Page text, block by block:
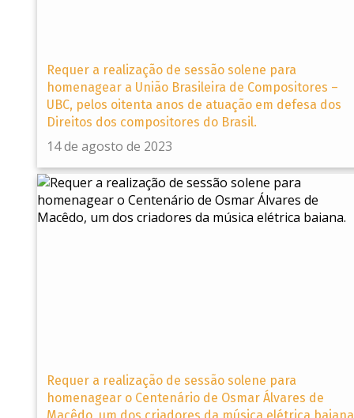
Requer a realização de sessão solene para
homenagear a União Brasileira de Compositores –
UBC, pelos oitenta anos de atuação em defesa dos
Direitos dos compositores do Brasil.
14 de agosto de 2023
Requer a realização de sessão solene para
homenagear o Centenário de Osmar Álvares de